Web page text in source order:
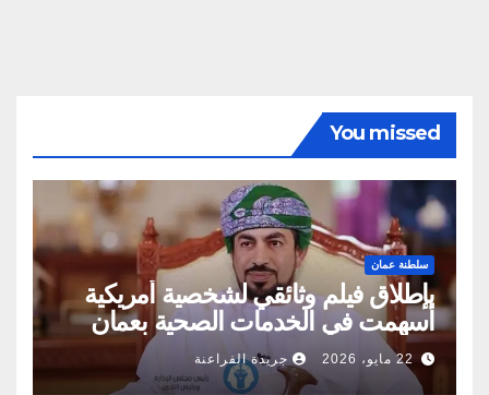
You missed
سلطنة عمان
بإطلاق فيلم وثائقي لشخصية أمريكية
أسهمت في الخدمات الصحية بعمان
22 مايو، 2026 جريدة الفراعنة